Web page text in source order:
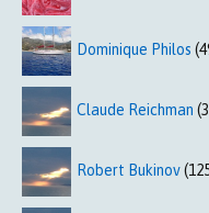
Dominique Philos
Claude Reichman
Robert Bukinov